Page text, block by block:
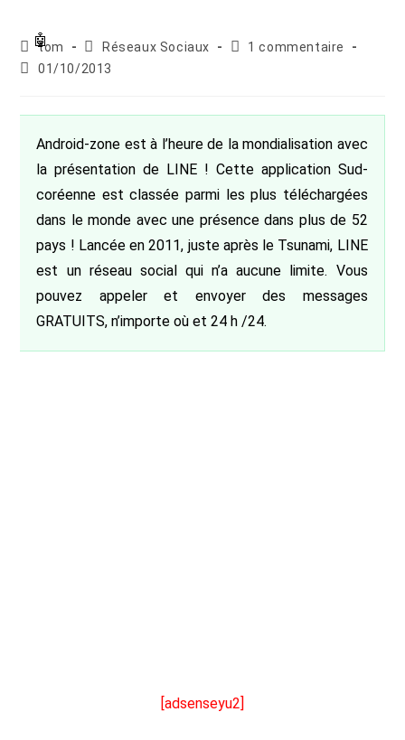
Auteur/autrice
de
tom
Post
category:
Réseaux Sociaux
Commentaires
1 commentaire
Publication
01/10/2013
Android-zone est à l’heure de la mondialisation avec
la présentation de LINE ! Cette application Sud-
coréenne est classée parmi les plus téléchargées
dans le monde avec une présence dans plus de 52
pays ! Lancée en 2011, juste après le Tsunami, LINE
est un réseau social qui n’a aucune limite. Vous
pouvez appeler et envoyer des messages
GRATUITS, n’importe où et 24 h /24.
[adsenseyu2]